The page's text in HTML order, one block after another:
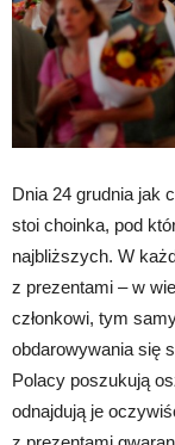
Dnia 24 grudnia jak
stoi choinka, pod
najbliższych. W
z prezentami – w
członkowi, tym
obdarowywania się
Polacy poszukują
odnajdują je